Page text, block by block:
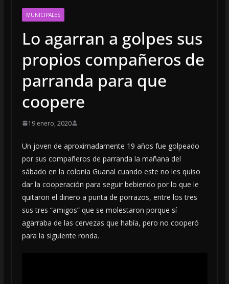
MUNICIPALES
Lo agarran a golpes sus
propios compañeros de
parranda para que
coopere
19 enero, 2020
Un joven de aproximadamente 19 años fue golpeado
por sus compañeros de parranda la mañana del
sábado en la colonia Guanal cuando este no les quiso
dar la cooperación para seguir bebiendo por lo que le
quitaron el dinero a punta de porrazos, entre los tres
sus tres “amigos” que se molestaron porque sí
agarraba de las cervezas que había, pero no cooperó
para la siguiente ronda.